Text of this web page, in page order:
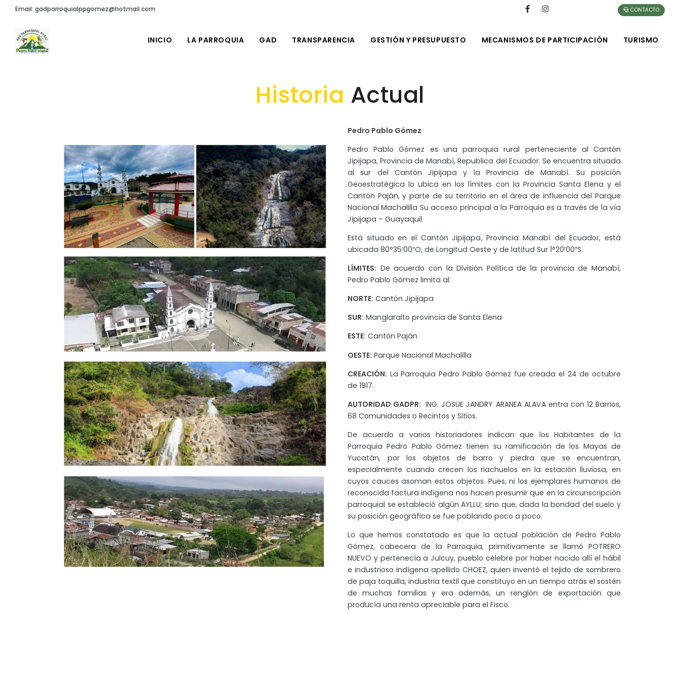
Email: gadparroquialppgomez@hotmail.com CONTACTO
INICIO LA PARROQUIA GAD TRANSPARENCIA GESTIÓN Y PRESUPUESTO MECANISMOS DE PARTICIPACIÓN TURISMO
Historia Actual
Pedro Pablo Gómez
Pedro Pablo Gómez es una parroquia rural perteneciente al Cantón
Jipijapa, Provincia de Manabí, Republica del Ecuador. Se encuentra situada
al sur del Cantón Jipijapa y la Provincia de Manabí. Su posición
Geoestratégica lo ubica en los límites con la Provincia Santa Elena y el
Cantón Paján, y parte de su territorio en el área de influencia del Parque
Nacional Machalilla Su acceso principal a la Parroquia es a través de la vía
Jipijapa – Guayaquil.
Está situado en el Cantón Jipijapa, Provincia Manabí del Ecuador, está
ubicada 80°35′00″O, de Longitud Oeste y de latitud Sur 1°20′00″S.
LÍMITES: De acuerdo con la División Política de la provincia de Manabí,
Pedro Pablo Gómez limita al:
NORTE: Cantón Jipijapa
SUR: Manglaralto provincia de Santa Elena
ESTE: Cantón Paján
OESTE: Parque Nacional Machalilla
CREACIÓN: La Parroquia Pedro Pablo Gómez fue creada el 24 de octubre
de 1917.
AUTORIDAD GADPR: ING. JOSUE JANDRY ARANEA ALAVA entra con 12 Barrios,
68 Comunidades o Recintos y Sitios.
De acuerdo a varios historiadores indican que los Habitantes de la
Parroquia Pedro Pablo Gómez tienen su ramificación de los Mayas de
Yucatán, por los objetos de barro y piedra que se encuentran,
especialmente cuando crecen los riachuelos en la estación lluviosa, en
cuyos cauces asoman estos objetos. Pues, ni los ejemplares humanos de
reconocida factura indígena nos hacen presumir que en la circunscripción
parroquial se estableció algún AYLLU; sino que, dada la bondad del suelo y
su posición geográfica se fue poblando poco a poco.
Lo que hemos constatado es que la actual población de Pedro Pablo
Gómez, cabecera de la Parroquia, primitivamente se llamó POTRERO
NUEVO y pertenecía a Julcuy, pueblo célebre por haber nacido allí el hábil
e industrioso indígena apellido CHOEZ, quien inventó el tejido de sombrero
de paja toquilla, industria textil que constituyo en un tiempo atrás el sostén
de muchas familias y era además, un renglón de exportación que
producía una renta apreciable para el Fisco.